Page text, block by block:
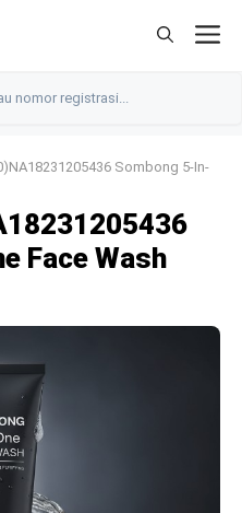
Sombong 5-In-
Face Wash